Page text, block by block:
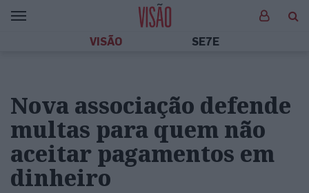
VISÃO SE7E
Nova associação defende
multas para quem não
aceitar pagamentos em
dinheiro